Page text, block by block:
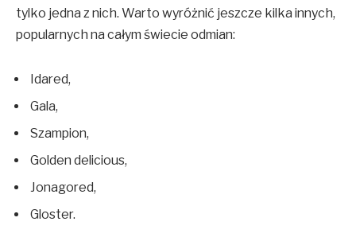
tylko jedna z nich. Warto wyróżnić jeszcze kilka innych,
popularnych na całym świecie odmian:
Idared,
Gala,
Szampion,
Golden delicious,
Jonagored,
Gloster.